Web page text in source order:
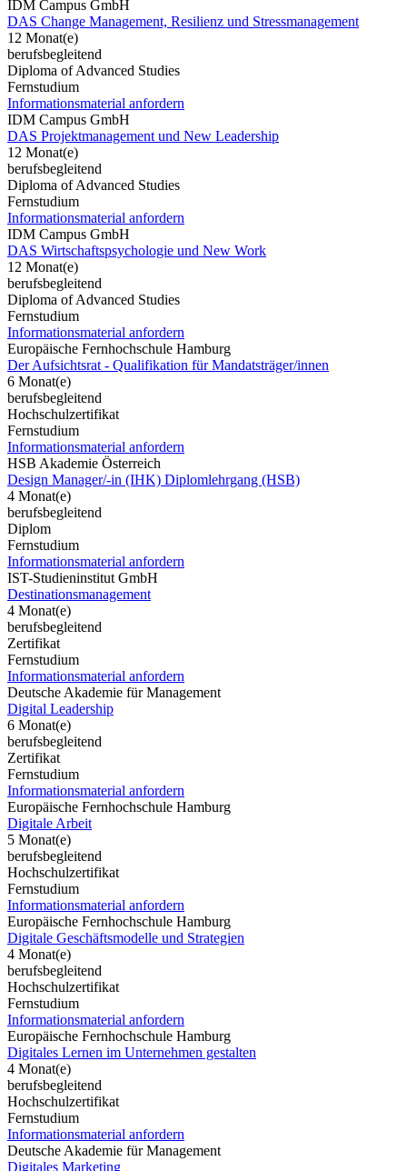
IDM Campus GmbH
DAS Change Management, Resilienz und Stressmanagement
12 Monat(e)
berufsbegleitend
Diploma of Advanced Studies
Fernstudium
Informationsmaterial anfordern
IDM Campus GmbH
DAS Projektmanagement und New Leadership
12 Monat(e)
berufsbegleitend
Diploma of Advanced Studies
Fernstudium
Informationsmaterial anfordern
IDM Campus GmbH
DAS Wirtschaftspsychologie und New Work
12 Monat(e)
berufsbegleitend
Diploma of Advanced Studies
Fernstudium
Informationsmaterial anfordern
Europäische Fernhochschule Hamburg
Der Aufsichtsrat - Qualifikation für Mandatsträger/innen
6 Monat(e)
berufsbegleitend
Hochschulzertifikat
Fernstudium
Informationsmaterial anfordern
HSB Akademie Österreich
Design Manager/-in (IHK) Diplomlehrgang (HSB)
4 Monat(e)
berufsbegleitend
Diplom
Fernstudium
Informationsmaterial anfordern
IST-Studieninstitut GmbH
Destinationsmanagement
4 Monat(e)
berufsbegleitend
Zertifikat
Fernstudium
Informationsmaterial anfordern
Deutsche Akademie für Management
Digital Leadership
6 Monat(e)
berufsbegleitend
Zertifikat
Fernstudium
Informationsmaterial anfordern
Europäische Fernhochschule Hamburg
Digitale Arbeit
5 Monat(e)
berufsbegleitend
Hochschulzertifikat
Fernstudium
Informationsmaterial anfordern
Europäische Fernhochschule Hamburg
Digitale Geschäftsmodelle und Strategien
4 Monat(e)
berufsbegleitend
Hochschulzertifikat
Fernstudium
Informationsmaterial anfordern
Europäische Fernhochschule Hamburg
Digitales Lernen im Unternehmen gestalten
4 Monat(e)
berufsbegleitend
Hochschulzertifikat
Fernstudium
Informationsmaterial anfordern
Deutsche Akademie für Management
Digitales Marketing